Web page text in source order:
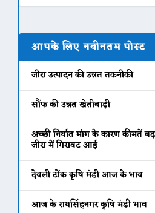
आपके लिए नवीनतम पोस्ट
जीरा उत्पादन की उन्नत तकनीकी
सौंफ की उन्नत खेतीबाड़ी
अच्छी निर्यात मांग के कारण कीमतें
जीरा में गिरावट आई
देवली टोंक कृषि मंडी आज के भाव
आज के रायसिंहनगर कृषि मंडी भाव